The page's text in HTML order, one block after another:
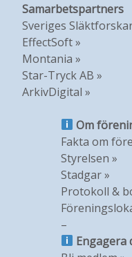
Samarbetspartners
Sveriges
EffectSoft »
Montania »
Star-Tryck AB »
ArkivDigital »
Om
Fakta om
Styrelsen »
Stadgar »
Protokoll &
–
Engagera